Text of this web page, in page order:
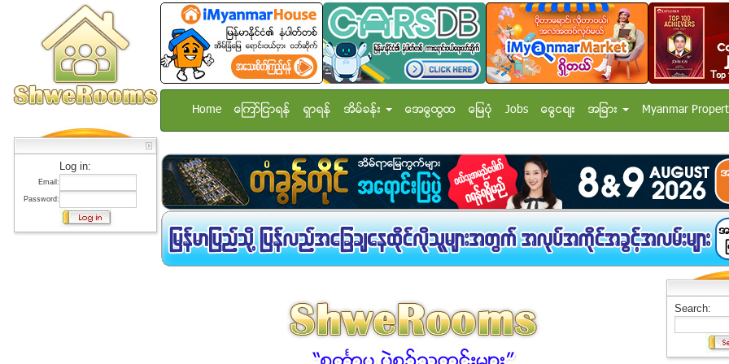
Log in:
Email:
Password:
Home ေၾကာ္ျငာရန္ ရွာရန္ အိမ္ခန္း အေထြေထြ ေျမပံု Jobs ေငြေစ်း အျခား Myanmar
Search: